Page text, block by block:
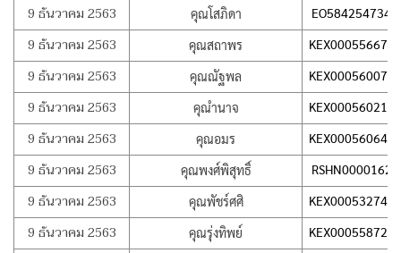
9 ธันวาคม 2563 คุณโสภิดา
9 ธันวาคม 2563 คุณสถาพร
9 ธันวาคม 2563 คุณณัฐพล
9 ธันวาคม 2563 คุณำนาจ
9 ธันวาคม 2563 คุณอมร
9 ธันวาคม 2563 คุณพงศ์พิสุทธิ์
9 ธันวาคม 2563 คุณพัชร์ศศิ
9 ธันวาคม 2563 คุณรุ่งทิพย์